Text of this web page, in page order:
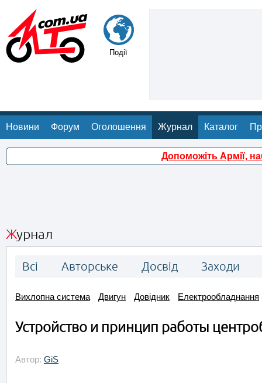
Події
Новини Форум Оголошення Журнал Каталог
Допоможіть Армії,
Журнал
Всі Авторське Досвід Заходи
Вихлопна система Двигун Довідник Електрообладнання
Устройство и принцип работы
Автор: GiS